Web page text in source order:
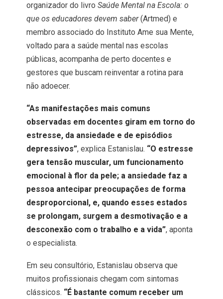
organizador do livro Saúde Mental na Escola: o
que os educadores devem saber(Artmed) e
membro associado do Instituto Ame sua Mente,
voltado para a saúde mental nas escolas
públicas, acompanha de perto docentes e
gestores que buscam reinventar a rotina para
não adoecer.
“As manifestações mais comuns
observadas em docentes giram em torno do
estresse, da ansiedade e de episódios
depressivos”, explica Estanislau. “O estresse
gera tensão muscular, um funcionamento
emocional à flor da pele; a ansiedade faz a
pessoa antecipar preocupações de forma
desproporcional, e, quando esses estados
se prolongam, surgem a desmotivação e a
desconexão com o trabalho e a vida”, aponta
o especialista.
Em seu consultório, Estanislau observa que
muitos profissionais chegam com sintomas
clássicos. “É bastante comum receber um